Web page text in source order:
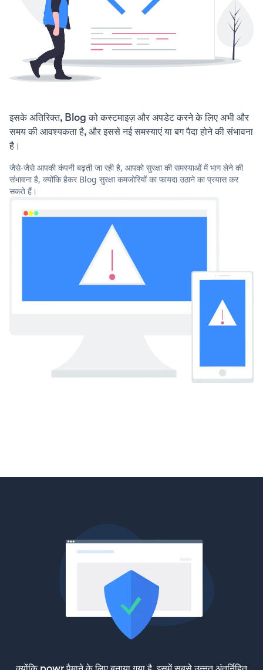
इसके अतिरिक्त, Blog को कस्टमाइज़ और अपडेट करने के लिए अभी और
समय की आवश्यकता है, और इससे नई समस्याएं या बग पैदा होने की संभावना
है।
जैसे-जैसे आपकी कंपनी बढ़ती जा रही है, आपको सुरक्षा की समस्याओं में भाग लेने की
संभावना है, क्योंकि हैकर Blog सुरक्षा कमजोरियों का फायदा उठाने का प्रयास कर
सकते हैं।